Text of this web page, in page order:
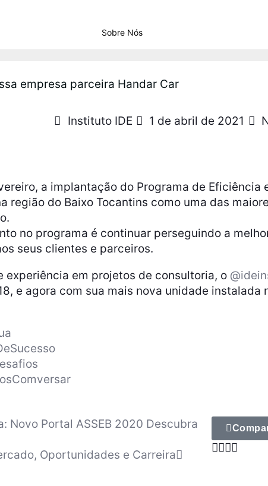
Sobre Nós
empresa parceira Handar Car
Instituto IDE 1 de abril de 2021
a implantação do Programa de Eficiência
região do Baixo Tocantins como uma das
no programa é continuar perseguindo a
seus clientes e parceiros.
experiência em projetos de consultoria, o
e agora com sua mais nova unidade instalada
Novo Portal ASSEB 2020 Descubra
Oportunidades e Carreira